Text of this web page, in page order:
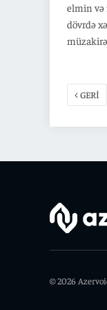
elmin və
dövrdə
GERİ
© 2026